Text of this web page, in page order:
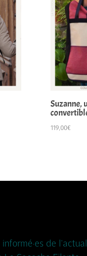
Suzanne,
119,00€
informé·es de